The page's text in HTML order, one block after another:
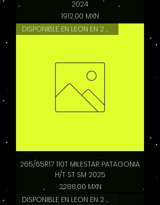
2024
Precio
1912,00 MXN
DISPONIBLE EN LEON EN 2 HRS
265/65R17 110T MILESTAR PATAGONIA
H/T ST SM 2025
Precio
2288,00 MXN
DISPONIBLE EN LEON EN 2 HRS